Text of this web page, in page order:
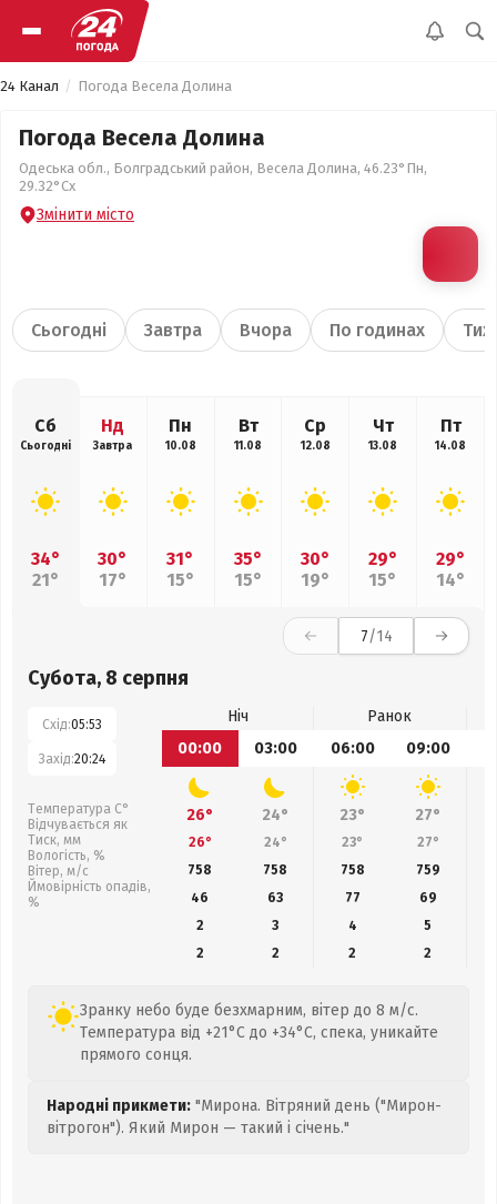
24 Канал Погода Весела Долина
Погода Весела Долина
Одеська обл., Болградський район, Весела Долина, 46.23°Пн,
29.32°Сх
Змінити місто
Сьогодні Завтра Вчора По годинах
Сб
Сьогодні
34°
21°
Нд
Завтра
30°
17°
Пн
10.08
31°
15°
Вт
11.08
35°
15°
Ср
12.08
30°
19°
Чт
13.08
29°
15°
Пт
14.08
29°
14°
7/14
Субота, 8 серпня
Схід:05:53
Захід:20:24
Температура С°
Відчувається як
Тиск, мм
Вологість, %
Вітер, м/с
Ймовірність опадів,
%
Ніч
Ранок
00:00
03:00 06:00 09:00
26° 24° 23° 27°
26° 24° 23° 27°
758
758 758 759
46
63 77 69
2
3 4
5
2
2 2 2
Зранку небо буде безхмарним, вітер до 8 м/с.
Температура від +21°C до +34°C, спека, уникайте
прямого сонця.
Народні прикмети: "Мирона. Вітряний день ("Мирон-
вітрогон"). Який Мирон — такий і січень."